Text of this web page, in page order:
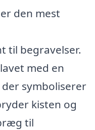
den mest
til begravelser.
med en
symboliserer
kisten og
til